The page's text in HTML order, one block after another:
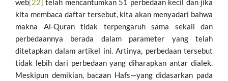
web[22] telah mencantumkan 51 perbedaan kecil dan jika
kita membaca daftar tersebut, kita akan menyadari bahwa
makna Al-Quran tidak terpengaruh sama sekali dan
perbedaannya berada dalam parameter yang telah
ditetapkan dalam artikel ini. Artinya, perbedaan tersebut
tidak lebih dari perbedaan yang diharapkan antar dialek.
Meskipun demikian, bacaan Hafs—yang didasarkan pada